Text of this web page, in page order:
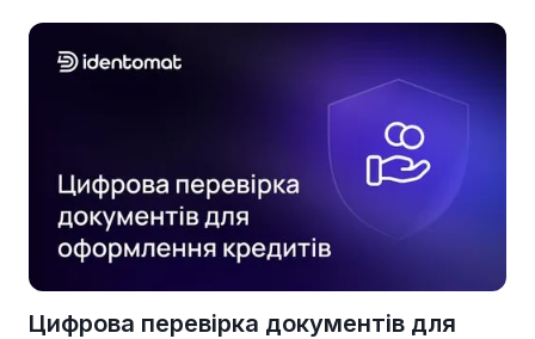
Цифрова перевірка документів для